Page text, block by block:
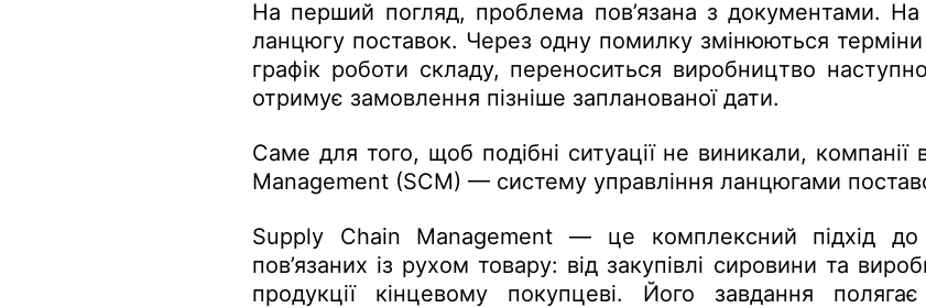
На перший погляд, проблема пов’язана з документами.
ланцюгу поставок. Через одну помилку змінюються
графік роботи складу, переноситься виробництво
отримує замовлення пізніше запланованої дати.
Саме для того, щоб подібні ситуації не виникали,
Management (SCM) — систему управління ланцюгами
Supply Chain Management — це комплексний підхід до
пов’язаних із рухом товару: від закупівлі сировини та
продукції кінцевому покупцеві. Його завдання